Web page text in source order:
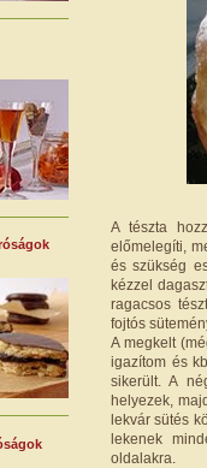
A tészta
előmelegíti,
és szükség
kézzel
ragacsos
fojtós
A megkelt
igazítom és
sikerült. A
helyezek,
lekvár sütés
lekenek
oldalakra.